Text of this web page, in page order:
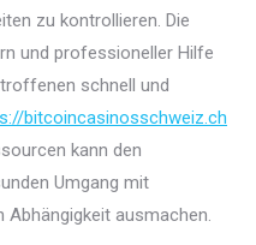
zu kontrollieren. Die
und professioneller Hilfe
schnell und
bitcoincasinosschweiz.ch
kann den
Umgang mit
ausmachen.